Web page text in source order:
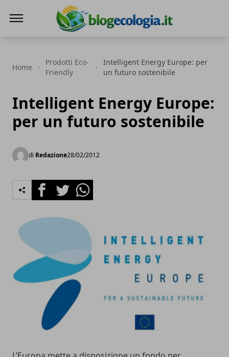
Home
Prodotti Eco-
Friendly
Intelligent Energy Europe: per
un futuro sostenibile
Intelligent Energy Europe:
per un futuro sostenibile
di Redazione28/02/2012
FacebookTwitterWhatsapp